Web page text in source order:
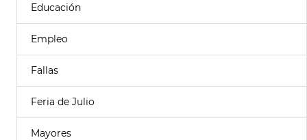
Educación
Empleo
Fallas
Feria de Julio
Mayores